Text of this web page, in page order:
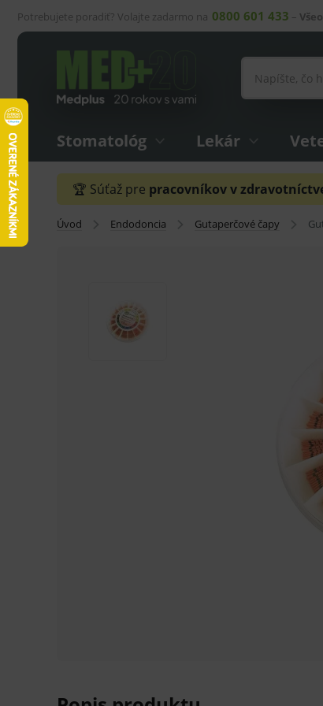
Potrebujete poradiť? Volajte zadarmo na 0800 601 433 –
Stomatológ Lekár
🏆 Súťaž pre pracovníkov v
Úvod Endodoncia Gutaperčové čapy